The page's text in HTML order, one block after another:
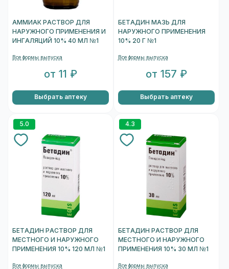
АММИАК РАСТВОР ДЛЯ
НАРУЖНОГО ПРИМЕНЕНИЯ И
ИНГАЛЯЦИЙ 10% 40 МЛ №1
Все формы выпуска
от 11 ₽
Выбрать аптеку
БЕТАДИН МАЗЬ ДЛЯ
НАРУЖНОГО ПРИМЕНЕНИЯ
10% 20 Г №1
Все формы выпуска
от 157 ₽
Выбрать аптеку
5.0
БЕТАДИН РАСТВОР ДЛЯ
МЕСТНОГО И НАРУЖНОГО
ПРИМЕНЕНИЯ 10% 120 МЛ №1
Все формы выпуска
4.3
БЕТАДИН РАСТВОР ДЛЯ
МЕСТНОГО И НАРУЖНОГО
ПРИМЕНЕНИЯ 10% 30 МЛ №1
Все формы выпуска